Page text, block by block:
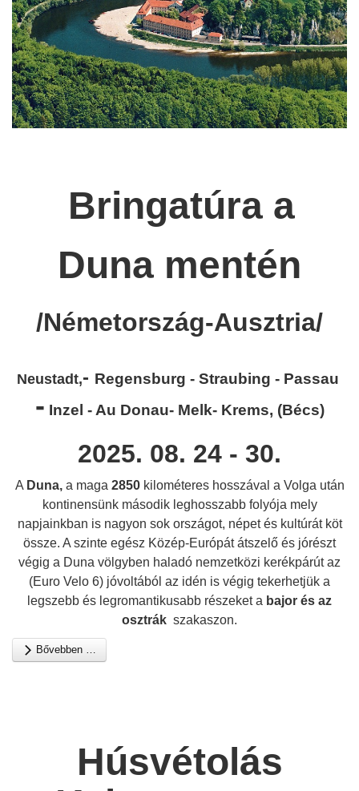
Bringatúra a
Duna mentén
/Németország-Ausztria/
Neustadt,- Regensburg - Straubing - Passau
- Inzel - Au Donau- Melk- Krems, (Bécs)
2025. 08. 24 - 30.
A Duna,a maga 2850kilométeres hosszával a Volga után
kontinensünk második leghosszabb folyója mely
napjainkban is nagyon sok országot, népet és kultúrát köt
össze. A szinte egész Közép-Európát átszelő és jórészt
végig a Duna völgyben haladó nemzetközi kerékpárút az
(Euro Velo 6) jóvoltából az idén is végig tekerhetjük a
legszebb és legromantikusabb részeket a bajor és az
osztrák szakaszon.
Bővebben …
Húsvétolás